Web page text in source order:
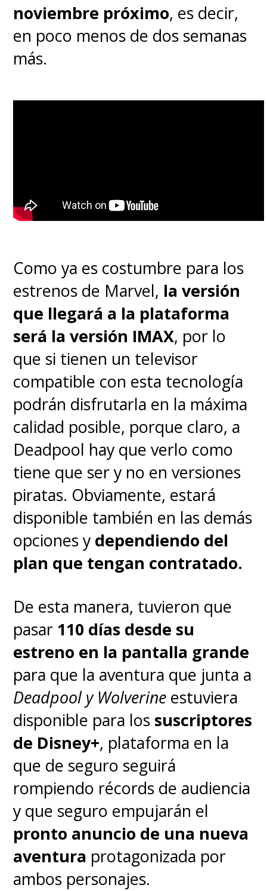
noviembre próximo, es decir,
en poco menos de dos semanas
más.
Como ya es costumbre para los
estrenos de Marvel, la versión
que llegará a la plataforma
será la versión IMAX, por lo
que si tienen un televisor
compatible con esta tecnología
podrán disfrutarla en la máxima
calidad posible, porque claro, a
Deadpool hay que verlo como
tiene que ser y no en versiones
piratas. Obviamente, estará
disponible también en las demás
opciones y dependiendo del
plan que tengan contratado.
De esta manera, tuvieron que
pasar 110 días desde su
estreno en la pantalla grande
para que la aventura que junta a
Deadpool y Wolverine estuviera
disponible para los suscriptores
de Disney+, plataforma en la
que de seguro seguirá
rompiendo récords de audiencia
y que seguro empujarán el
pronto anuncio de una nueva
aventura protagonizada por
ambos personajes.